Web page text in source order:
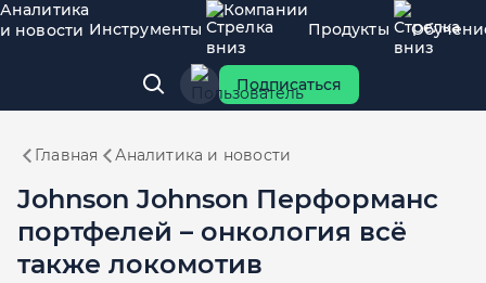
Аналитика
и новости Инструменты
Компании
Продукты
Подписаться
Главная Аналитика и новости
Johnson Johnson Перформанс
портфелей – онкология всё
также локомотив